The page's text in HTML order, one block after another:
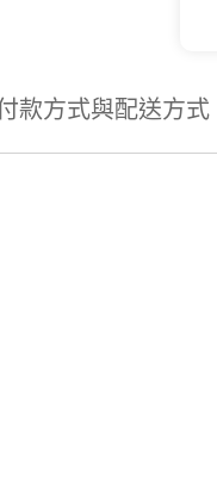
款方式與配送方式